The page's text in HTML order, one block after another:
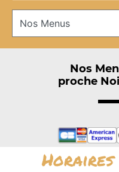
Nos
proche